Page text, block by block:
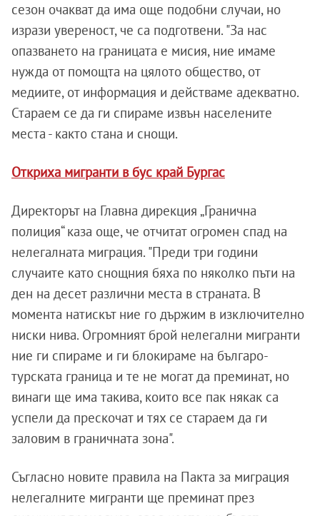
сезон очакват да има още подобни случаи, но
изрази увереност, че са подготвени. "За нас
опазването на границата е мисия, ние имаме
нужда от помощта на цялото общество, от
медиите, от информация и действаме адекватно.
Стараем се да ги спираме извън населените
места - както стана и снощи.
Откриха мигранти в бус край Бургас
Директорът на Главна дирекция „Гранична
полиция“ каза още, че отчитат огромен спад на
нелегалната миграция. "Преди три години
случаите като снощния бяха по няколко пъти на
ден на десет различни места в страната. В
момента натискът ние го държим в изключително
ниски нива. Огромният брой нелегални мигранти
ние ги спираме и ги блокираме на българо-
турската граница и те не могат да преминат, но
винаги ще има такива, които все пак някак са
успели да прескочат и тях се стараем да ги
заловим в граничната зона".
Съгласно новите правила на Пакта за миграция
нелегалните мигранти ще преминат през